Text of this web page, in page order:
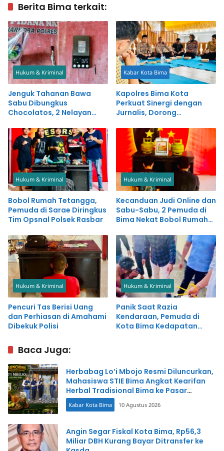
Berita Bima terkait:
Hukum & Kriminal
Jenguk Tahanan Bawa
Sabu Dibungkus
Chocolatos, 2 Nelayan
Kabar Kota Bima
Kapolres Bima Kota
Perkuat Sinergi dengan
Jurnalis, Dorong
Kemajuan Daerah
Hukum & Kriminal
Bobol Rumah Tetangga,
Pemuda di Sarae Diringkus
Tim Opsnal Polsek Rasbar
Hukum & Kriminal
Kecanduan Judi Online dan
Sabu-Sabu, 2 Pemuda di
Bima Nekat Bobol Rumah
Hukum & Kriminal
Pencuri Tas Berisi Uang
dan Perhiasan di Amahami
Dibekuk Polisi
Hukum & Kriminal
Panik Saat Razia
Kendaraan, Pemuda di
Kota Bima Kedapatan
Baca Juga:
Herbabag Lo’i Mbojo Resmi Diluncurkan,
Mahasiswa STIE Bima Angkat Kearifan
Herbal Tradisional Bima ke Pasar
Modern
Kabar Kota Bima 10 Agustus 2026
Angin Segar Fiskal Kota Bima, Rp56,3
Miliar DBH Kurang Bayar Ditransfer ke